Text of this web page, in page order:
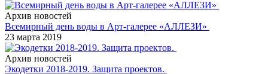
Архив новостей
Всемирный день воды в Арт-галерее «АЛЛЕЗИ»
23 марта 2019
Архив новостей
Экодетки 2018-2019. Защита проектов.